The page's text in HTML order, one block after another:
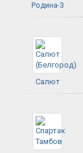
Родина-3
Салют